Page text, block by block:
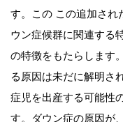
す。この この追加され
ウン症候群に関連する
の特徴をもたらします
る原因は未だに解明さ
症児を出産する可能性
す。ダウン症の原因が